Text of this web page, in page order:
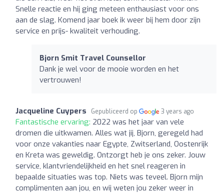
Snelle reactie en hij ging meteen enthausiast voor ons
aan de slag. Komend jaar boek ik weer bij hem door zijn
service en prijs- kwaliteit verhouding.
Bjorn Smit Travel Counsellor
Dank je wel voor de mooie worden en het
vertrouwen!
Jacqueline Cuypers Gepubliceerd op 3 years ago
Fantastische ervaring: 2022 was het jaar van vele
dromen die uitkwamen. Alles wat jij, Bjorn, geregeld had
voor onze vakanties naar Egypte, Zwitserland, Oostenrijk
en Kreta was geweldig. Ontzorgt heb je ons zeker. Jouw
service, klantvriendelijkheid en het snel reageren in
bepaalde situaties was top. Niets was teveel. Bjorn mijn
complimenten aan jou, en wij weten jou zeker weer in